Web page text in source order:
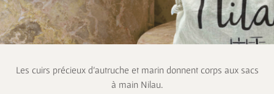
Les cuirs précieux d’autruche et marin donnent corps aux sacs
à main Nilau.